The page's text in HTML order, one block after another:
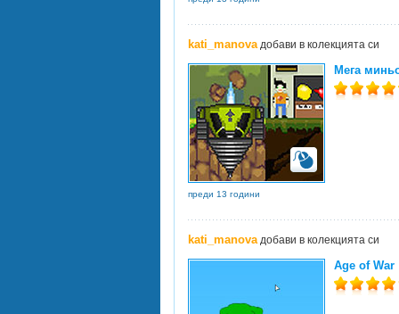
kati_manovaдобави в колекцията си
Мега
преди 13 години
kati_manovaдобави в колекцията си
Age of War